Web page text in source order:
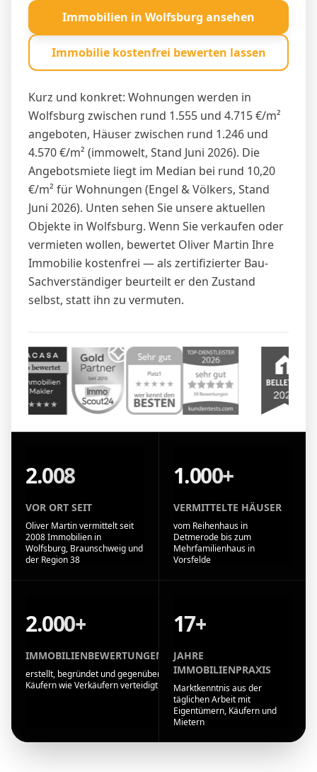
Kurz und konkret: Wohnungen werden in
Wolfsburg zwischen rund 1.555 und 4.715 €/m²
angeboten, Häuser zwischen rund 1.246 und
4.570 €/m² (immowelt, Stand Juni 2026). Die
Angebotsmiete liegt im Median bei rund 10,20
€/m² für Wohnungen (Engel & Völkers, Stand
Juni 2026). Unten sehen Sie unsere aktuellen
Objekte in Wolfsburg. Wenn Sie verkaufen oder
vermieten wollen, bewertet Oliver Martin Ihre
Immobilie kostenfrei — als zertifizierter Bau-
Sachverständiger beurteilt er den Zustand
selbst, statt ihn zu vermuten.
Immobilien in Wolfsburg ansehen
Immobilie kostenfrei bewerten lassen
2.008
VOR ORT SEIT
Oliver Martin vermittelt seit
2008 Immobilien in
Wolfsburg, Braunschweig und
der Region 38
1.000+
VERMITTELTE HÄUSER
vom Reihenhaus in
Detmerode bis zum
Mehrfamilienhaus in
Vorsfelde
2.000+
IMMOBILIENBEWERTUNGEN
erstellt, begründet und gegenüber
Käufern wie Verkäufern verteidigt
17+
JAHRE
IMMOBILIENPRAXIS
Marktkenntnis aus der
täglichen Arbeit mit
Eigentümern, Käufern und
Mietern